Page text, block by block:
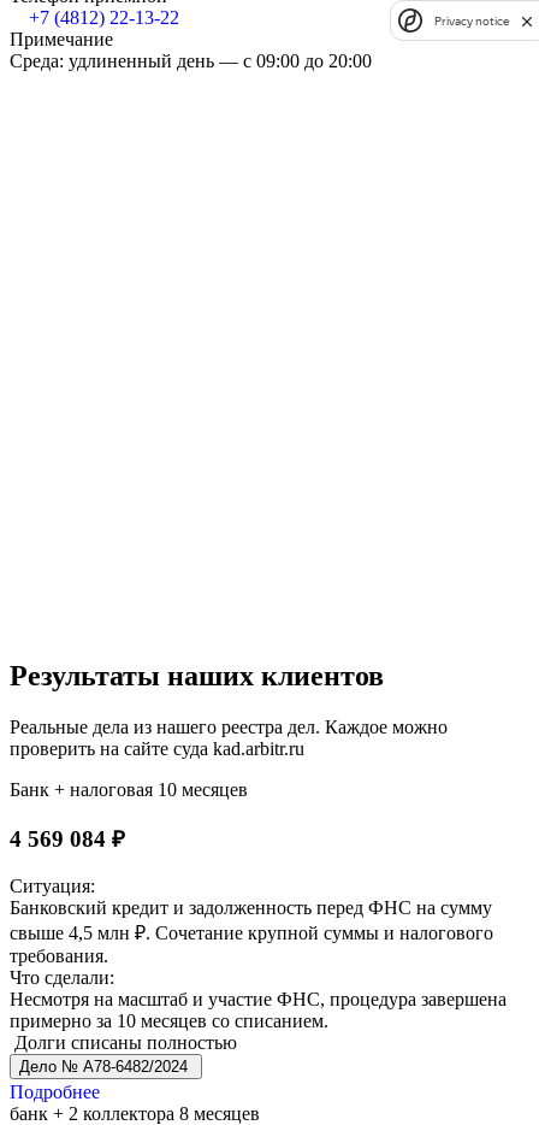
+7 (4812) 22-13-22
Примечание
Среда: удлиненный день — с 09:00 до 20:00
Результаты наших клиентов
Реальные дела из нашего реестра дел. Каждое можно
проверить на сайте суда kad.arbitr.ru
Банк + налоговая 10 месяцев
4 569 084 ₽
Ситуация:
Банковский кредит и задолженность перед ФНС на сумму
свыше 4,5 млн ₽. Сочетание крупной суммы и налогового
требования.
Что сделали:
Несмотря на масштаб и участие ФНС, процедура завершена
примерно за 10 месяцев со списанием.
Долги списаны полностью
Дело № А78-6482/2024
Подробнее
банк + 2 коллектора 8 месяцев
Privacy notice